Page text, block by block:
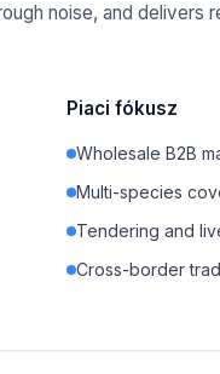
noise, and delivers
Piaci fókusz
Wholesale B2B
Multi-species
Tendering and
Cross-border